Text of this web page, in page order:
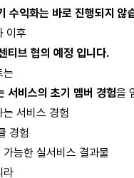
수익화는 바로 진행되지 않
이후
티브 협의 예정 입니다.
는
서비스의 초기 멤버 경험을
서비스 경험
경험
능한 실서비스 결과물
라